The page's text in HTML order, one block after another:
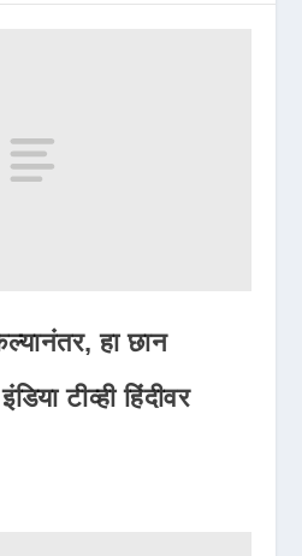
हा छान
टीव्ही हिंदीवर